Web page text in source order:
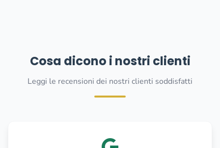
Cosa dicono i nostri clienti
Leggi le recensioni dei nostri clienti soddisfatti